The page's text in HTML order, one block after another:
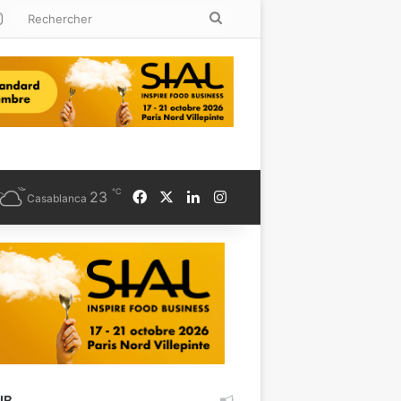
Instagram
Casablanca 23 ℃ FacebookLinkedinInstagram